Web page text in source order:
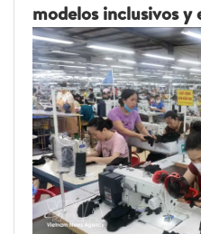
modelos inclusivos y